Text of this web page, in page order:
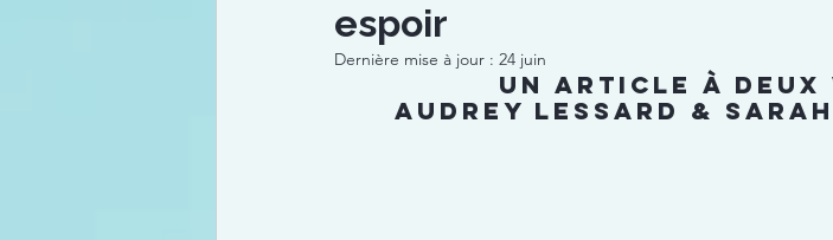
espoir
Dernière mise à jour : 24 juin
Un article à deux
Audrey Lessard &